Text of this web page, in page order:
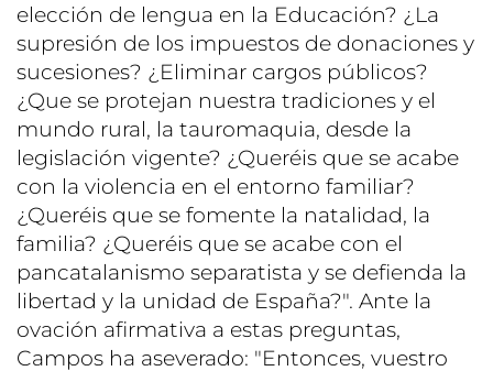
elección de lengua en la Educación? ¿La
supresión de los impuestos de donaciones y
sucesiones? ¿Eliminar cargos públicos?
¿Que se protejan nuestra tradiciones y el
mundo rural, la tauromaquia, desde la
legislación vigente? ¿Queréis que se acabe
con la violencia en el entorno familiar?
¿Queréis que se fomente la natalidad, la
familia? ¿Queréis que se acabe con el
pancatalanismo separatista y se defienda la
libertad y la unidad de España?". Ante la
ovación afirmativa a estas preguntas,
Campos ha aseverado: "Entonces, vuestro